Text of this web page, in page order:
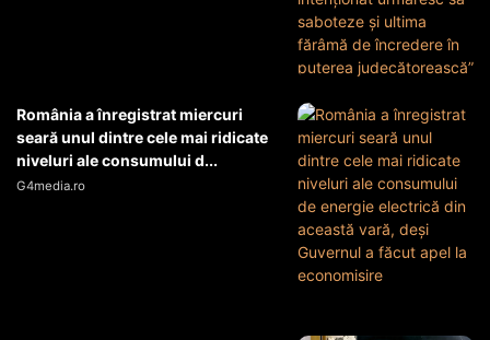
România a înregistrat miercuri
seară unul dintre cele mai ridicate
niveluri ale consumului d...
G4media.ro